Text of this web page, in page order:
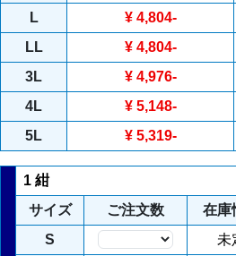
L
¥ 4,804-
LL
¥ 4,804-
3L
¥ 4,976-
4L
¥ 5,148-
5L
¥ 5,319-
1 紺
サイズ
ご注文数 在庫
S
未